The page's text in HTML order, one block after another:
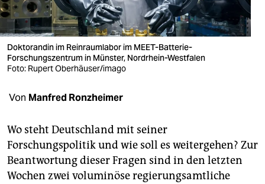
verlag
verlag
veranstaltungen
unterstützen
abo
genossenschaft
Doktorandin im Reinraumlabor im MEET-Batterie-
Forschungszentrum in Münster, Nordrhein-Westfalen
Foto: Rupert Oberhäuser/imago
Von Manfred Ronzheimer
Wo steht Deutschland mit seiner
Forschungspolitik und wie soll es weitergehen? Zur
Beantwortung dieser Fragen sind in den letzten
Wochen zwei voluminöse regierungsamtliche